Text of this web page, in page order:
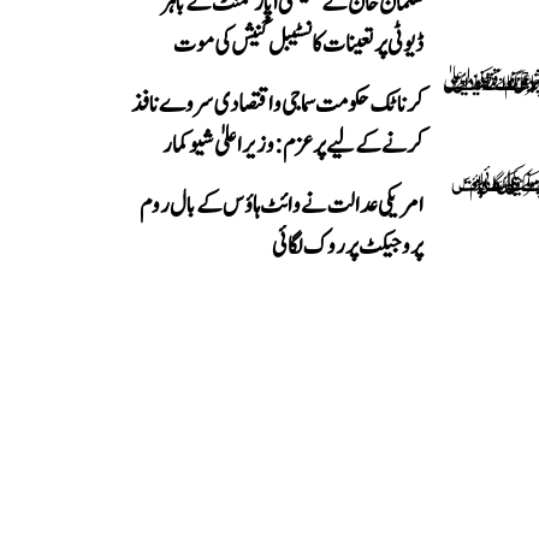
ڈیوٹی پر تعینات کانسٹیبل گنیش کی موت
کرناٹک حکومت سماجی و اقتصادی سروے نافذ
کرنے کے لیے پرعزم: وزیر اعلیٰ شیوکمار
امریکی عدالت نے وائٹ ہاؤس کے بال روم
پروجیکٹ پر روک لگائی